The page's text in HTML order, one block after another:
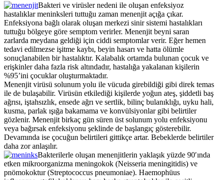
Bakteri ve virüsler nedeni ile oluşan enfeksiyoz
hastalıklar meninksleri tuttuğu zaman menenjit açığa çıkar.
Enfeksiyona bağlı olarak oluşan merkezi sinir sistemi hastalıkları
tuttuğu bölgeye göre semptom verirler. Menenjit beyni saran
zarlarda meydana geldiği için ciddi semptomlar verir. Eğer hemen
tedavi edilmezse işitme kaybı, beyin hasarı ve hatta ölümle
sonuçlanabilen bir hastalıktır. Kalabalık ortamda bulunan çocuk ve
erişkinler daha fazla risk altındadır, hastalığa yakalanan kişilerin
%95’ini çocuklar oluşturmaktadır.
Menenjit virüsü solunum yolu ile vücuda girebildiği gibi direk temas
ile de bulaşabilir. Virüsün etkilediği kişilerde yoğun ateş, şiddetli baş
ağrısı, iştahsızlık, ensede ağrı ve sertlik, bilinç bulanıklığı, uyku hali,
kusma, parlak ışığa bakamama ve konvülsiyonlar gibi belirtiler
gözlenir. Menenjit birkaç gün süren üst solunum yolu enfeksiyonu
veya bağırsak enfeksiyonu şeklinde de başlangıç gösterebilir.
Devamında ise çocuğun belirtileri gittikçe artar. Bebeklerde belirtiler
daha zor anlaşılır.
Bakterilerle oluşan menenjitlerin yakla­şık yüzde 90′ında
etken mikroorganiz­ma meningokok (Neisseria meningitidis) ve
pnömokoktur (Streptococcus pneumoniae). Haemophüus